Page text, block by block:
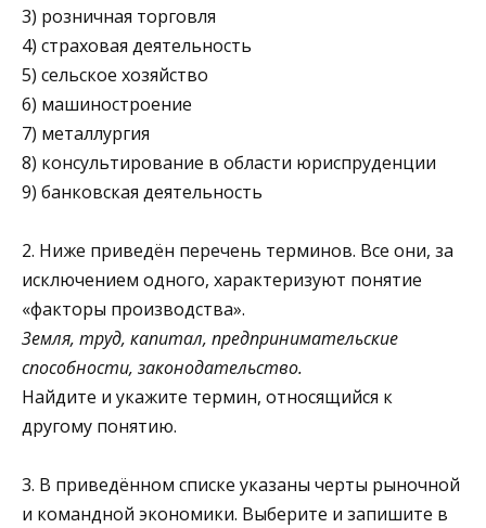
3) розничная торговля
4) страховая деятельность
5) сельское хозяйство
6) машиностроение
7) металлургия
8) консультирование в области юриспруденции
9) банковская деятельность
2. Ниже приведён перечень терминов. Все они, за
исключением одного, характеризуют понятие
«факторы производства».
Земля, труд, капитал, предпринимательские
способности, законодательство.
Найдите и укажите термин, относящийся к
другому понятию.
3. В приведённом списке указаны черты рыночной
и ко­мандной экономики. Выберите и запишите в